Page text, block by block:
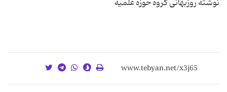
نوشته روزبهانی گروه حوزه علمیه